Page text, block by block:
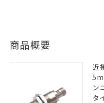
商品概要
近
ン
タ